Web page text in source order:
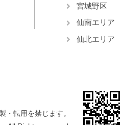
宮城野区
仙南エリア
仙北エリア
転用を禁じます。